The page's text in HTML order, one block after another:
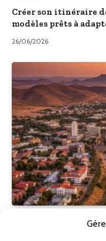
Créer son itinéraire
modèles prêts à
26/06/2026